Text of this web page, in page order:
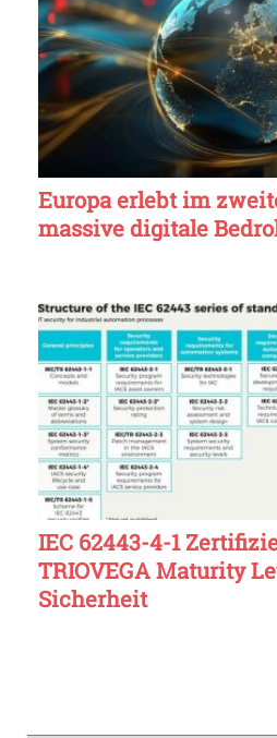
Europa erlebt im
massive digitale
IEC 62443-4-1
TRIOVEGA Maturity
Sicherheit